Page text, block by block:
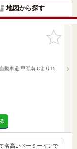
地図から探す
お気に入
りに追加
動車道 甲府南ICより15
名高いドーミーインで